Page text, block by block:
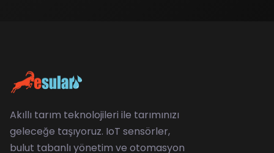
Akıllı tarım teknolojileri ile tarımınızı
geleceğe taşıyoruz. IoT sensörler,
bulut tabanlı yönetim ve otomasyon